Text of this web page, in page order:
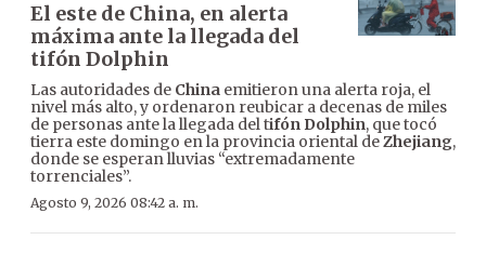
El este de China, en alerta
máxima ante la llegada del
tifón Dolphin
Las autoridades de China emitieron una alerta roja, el
nivel más alto, y ordenaron reubicar a decenas de miles
de personas ante la llegada del tifón Dolphin, que tocó
tierra este domingo en la provincia oriental deZhejiang,
donde se esperan lluvias “extremadamente
torrenciales”.
Agosto 9, 2026 08:42 a. m.